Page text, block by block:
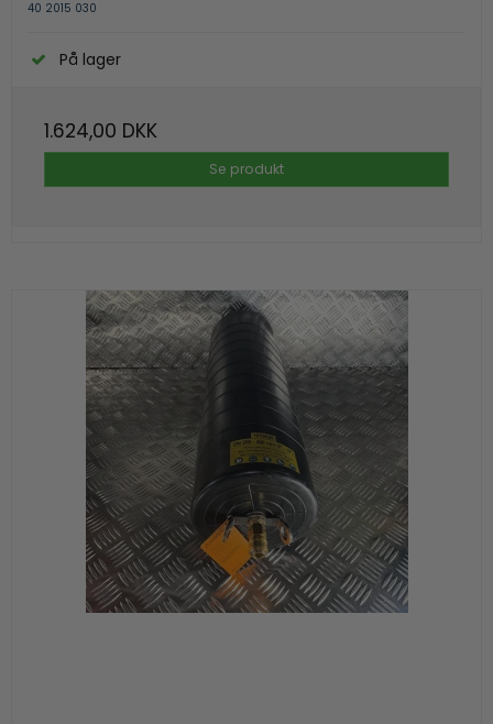
40 2015 030
På lager
1.624,00 DKK
Se produkt